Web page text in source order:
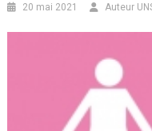
20 mai 2021 Auteur